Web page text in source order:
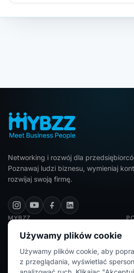
Networking i rozwój dla
Poznawaj ludzi biznesu, wymieniaj
rozwijaj swoją firmę.
MYBZZ
Polityka prywatności
Regulamin
FAQ
Używamy plików cookie
Używamy plików cookie, aby
z przeglądania, wyświetlać